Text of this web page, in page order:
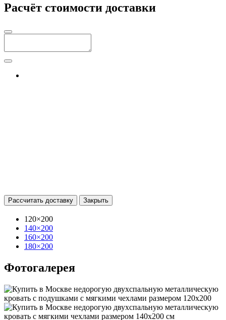
Расчёт стоимости доставки
Рассчитать доставку Закрыть
120×200
140×200
160×200
180×200
Фотогалерея